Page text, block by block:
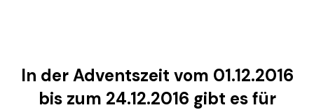
In der Adventszeit vom 01.12.2016
bis zum 24.12.2016 gibt es für